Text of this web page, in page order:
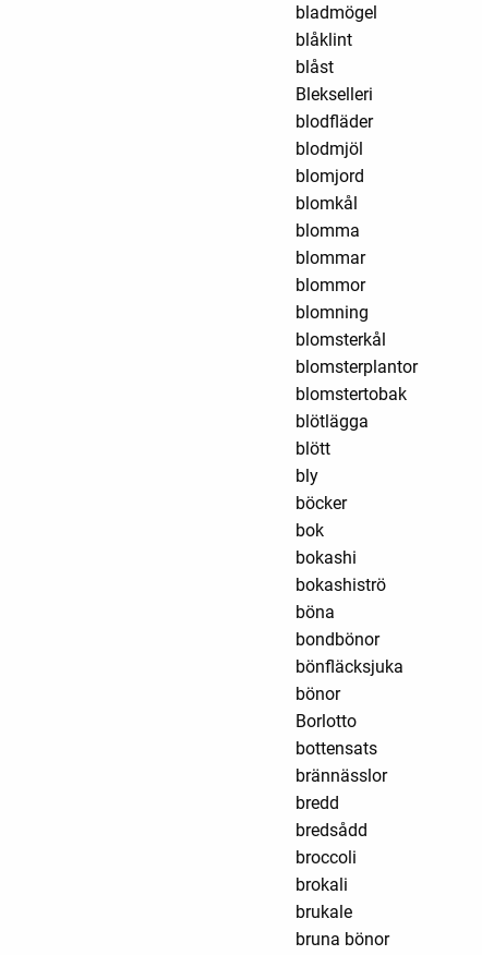
bladmögel
blåklint
blåst
Blekselleri
blodfläder
blodmjöl
blomjord
blomkål
blomma
blommar
blommor
blomning
blomsterkål
blomsterplantor
blomstertobak
blötlägga
blött
bly
böcker
bok
bokashi
bokashiströ
böna
bondbönor
bönfläcksjuka
bönor
Borlotto
bottensats
brännässlor
bredd
bredsådd
broccoli
brokali
brukale
bruna bönor